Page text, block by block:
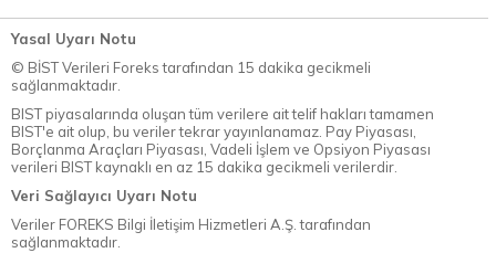
Yasal Uyarı Notu
© BİST Verileri Foreks tarafından 15 dakika gecikmeli
sağlanmaktadır.
BIST piyasalarında oluşan tüm verilere ait telif hakları tamamen
BIST'e ait olup, bu veriler tekrar yayınlanamaz. Pay Piyasası,
Borçlanma Araçları Piyasası, Vadeli İşlem ve Opsiyon Piyasası
verileri BIST kaynaklı en az 15 dakika gecikmeli verilerdir.
Veri Sağlayıcı Uyarı Notu
Veriler FOREKS Bilgi İletişim Hizmetleri A.Ş. tarafından
sağlanmaktadır.